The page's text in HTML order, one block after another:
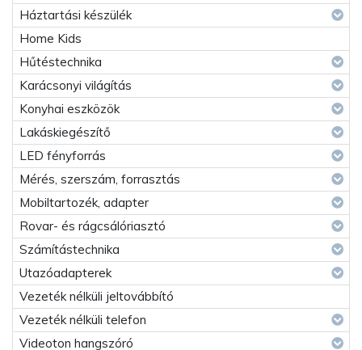
Háztartási készülék
Home Kids
Hűtéstechnika
Karácsonyi világítás
Konyhai eszközök
Lakáskiegészítő
LED fényforrás
Mérés, szerszám, forrasztás
Mobiltartozék, adapter
Rovar- és rágcsálóriasztó
Számítástechnika
Utazóadapterek
Vezeték nélküli jeltovábbító
Vezeték nélküli telefon
Videoton hangszóró